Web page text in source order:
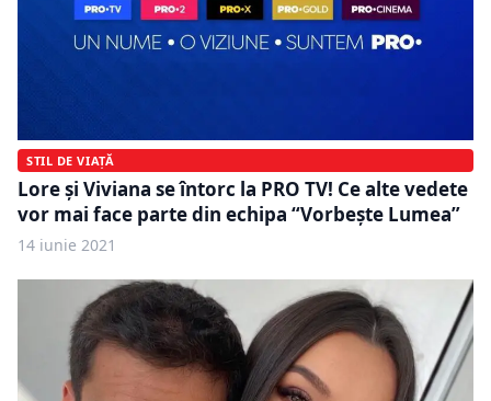
STIL DE VIAȚĂ
Lore şi Viviana se întorc la PRO TV! Ce alte vedete
vor mai face parte din echipa “Vorbeşte Lumea”
14 iunie 2021